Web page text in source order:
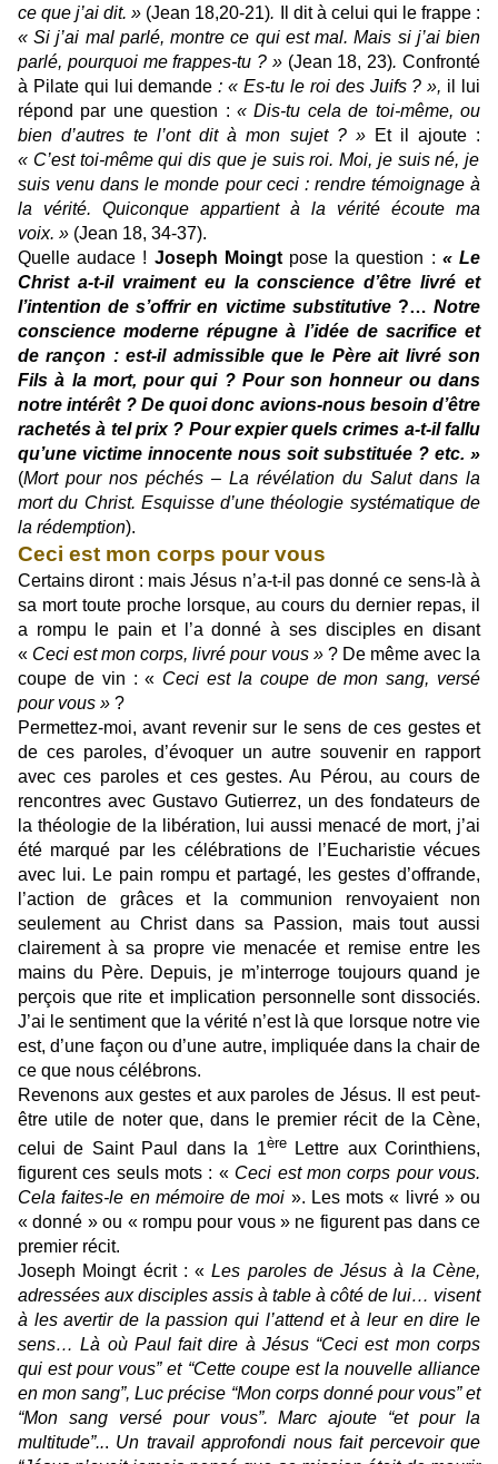
ce que j’ai dit. » (Jean 18,20-21). Il dit à celui qui le frappe :
« Si j’ai mal parlé, montre ce qui est mal. Mais si j’ai bien
parlé, pourquoi me frappes-tu ? » (Jean 18, 23).Confronté
à Pilate qui lui demande : « Es-tu le roi des Juifs ? », il lui
répond par une question : « Dis-tu cela de toi-même, ou
bien d’autres te l’ont dit à mon sujet ? » Et il ajoute :
« C’est toi-même qui dis que je suis roi. Moi, je suis né, je
suis venu dans le monde pour ceci : rendre témoignage à
la vérité. Quiconque appartient à la vérité écoute ma
voix. » (Jean 18, 34-37).
Quelle audace ! Joseph Moingtpose la question : « Le
Christ a-t-il vraiment eu la conscience d’être livré et
l’intention de s’offrir en victime substitutive?… Notre
conscience moderne répugne à l’idée de sacrifice et
de rançon : est-il admissible que le Père ait livré son
Fils à la mort, pour qui ? Pour son honneur ou dans
notre intérêt ? De quoi donc avions-nous besoin d’être
rachetés à tel prix ? Pour expier quels crimes a-t-il fallu
qu’une victime innocente nous soit substituée ? etc. »
(Mort pour nos péchés – La révélation du Salut dans la
mort du Christ. Esquisse d’une théologie systématique de
la rédemption).
Ceci est mon corps pour vous
Certains diront : mais Jésus n’a-t-il pas donné ce sens-là à
sa mort toute proche lorsque, au cours du dernier repas, il
a rompu le pain et l’a donné à ses disciples en disant
« Ceci est mon corps, livré pour vous » ? De même avec la
coupe de vin : « Ceci est la coupe de mon sang, versé
pour vous » ?
Permettez-moi, avant revenir sur le sens de ces gestes et
de ces paroles, d’évoquer un autre souvenir en rapport
avec ces paroles et ces gestes. Au Pérou, au cours de
rencontres avec Gustavo Gutierrez, un des fondateurs de
la théologie de la libération, lui aussi menacé de mort, j’ai
été marqué par les célébrations de l’Eucharistie vécues
avec lui. Le pain rompu et partagé, les gestes d’offrande,
l’action de grâces et la communion renvoyaient non
seulement au Christ dans sa Passion, mais tout aussi
clairement à sa propre vie menacée et remise entre les
mains du Père. Depuis, je m’interroge toujours quand je
perçois que rite et implication personnelle sont dissociés.
J’ai le sentiment que la vérité n’est là que lorsque notre vie
est, d’une façon ou d’une autre, impliquée dans la chair de
ce que nous célébrons.
Revenons aux gestes et aux paroles de Jésus. Il est peut-
être utile de noter que, dans le premier récit de la Cène,
celui de Saint Paul dans la 1èreLettre aux Corinthiens,
figurent ces seuls mots : « Ceci est mon corps pour vous.
Cela faites-le en mémoire de moi ». Les mots « livré » ou
« donné » ou « rompu pour vous » ne figurent pas dans ce
premier récit.
Joseph Moingtécrit : «Les paroles de Jésus à la Cène,
adressées aux disciples assis à table à côté de lui… visent
à les avertir de la passion qui l’attend et à leur en dire le
sens… Là où Paul fait dire à Jésus “Ceci est mon corps
qui est pour vous” et “Cette coupe est la nouvelle alliance
en mon sang”, Luc précise “Mon corps donné pour vous” et
“Mon sang versé pour vous”. Marc ajoute “et pour la
multitude”... Un travail approfondi nous fait percevoir que